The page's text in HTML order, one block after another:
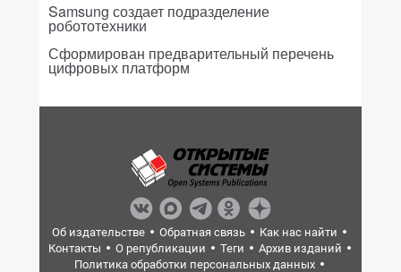
Samsung создает подразделение
робототехники
Сформирован предварительный перечень
цифровых платформ
Об издательстве Обратная связь
Как нас найти
Контакты
О републикации Теги
Архив изданий
Политика обработки персональных данных